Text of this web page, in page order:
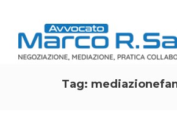
Tag: